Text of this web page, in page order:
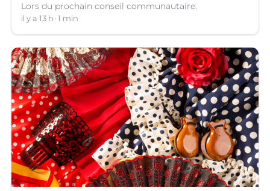
Lors du prochain conseil communautaire.
il y a 13 h 1 min